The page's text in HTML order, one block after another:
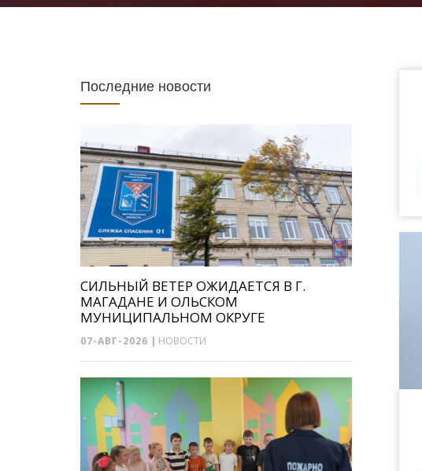
Последние новости
СИЛЬНЫЙ ВЕТЕР ОЖИДАЕТСЯ В Г.
МАГАДАНЕ И ОЛЬСКОМ
МУНИЦИПАЛЬНОМ ОКРУГЕ
07-АВГ-2026 | НОВОСТИ